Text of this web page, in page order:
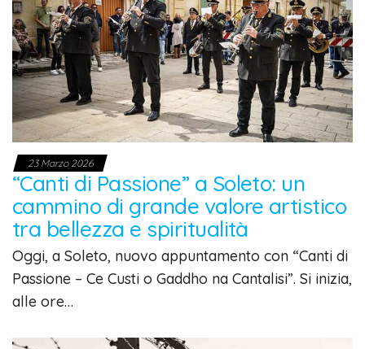
23 Marzo 2026
“Canti di Passione” a Soleto: un
cammino di grande valore artistico
tra bellezza e spiritualità
Oggi, a Soleto, nuovo appuntamento con “Canti di
Passione – Ce Custi o Gaddho na Cantalisi”. Si inizia,
alle ore…